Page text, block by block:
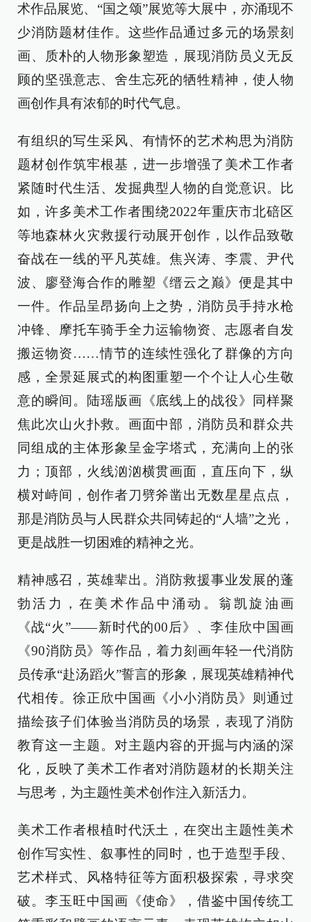
术作品展览、“国之颂”展览等大展中，亦涌现不
少消防题材佳作。这些作品通过多元的场景刻
画、质朴的人物形象塑造，展现消防员义无反
顾的坚强意志、舍生忘死的牺牲精神，使人物
画创作具有浓郁的时代气息。
有组织的写生采风、有情怀的艺术构思为消防
题材创作筑牢根基，进一步增强了美术工作者
紧随时代生活、发掘典型人物的自觉意识。比
如，许多美术工作者围绕2022年重庆市北碚区
等地森林火灾救援行动展开创作，以作品致敬
奋战在一线的平凡英雄。焦兴涛、李震、尹代
波、廖登海合作的雕塑《缙云之巅》便是其中
一件。作品呈昂扬向上之势，消防员手持水枪
冲锋、摩托车骑手全力运输物资、志愿者自发
搬运物资……情节的连续性强化了群像的方向
感，全景延展式的构图重塑一个个让人心生敬
意的瞬间。陆瑶版画《底线上的战役》同样聚
焦此次山火扑救。画面中部，消防员和群众共
同组成的主体形象呈金字塔式，充满向上的张
力；顶部，火线汹汹横贯画面，直压向下，纵
横对峙间，创作者刀劈斧凿出无数星星点点，
那是消防员与人民群众共同铸起的“人墙”之光，
更是战胜一切困难的精神之光。
精神感召，英雄辈出。消防救援事业发展的蓬
勃活力，在美术作品中涌动。翁凯旋油画
《战“火”——新时代的00后》、李佳欣中国画
《90消防员》等作品，着力刻画年轻一代消防
员传承“赴汤蹈火”誓言的形象，展现英雄精神代
代相传。徐正欣中国画《小小消防员》则通过
描绘孩子们体验当消防员的场景，表现了消防
教育这一主题。对主题内容的开掘与内涵的深
化，反映了美术工作者对消防题材的长期关注
与思考，为主题性美术创作注入新活力。
美术工作者根植时代沃土，在突出主题性美术
创作写实性、叙事性的同时，也于造型手段、
艺术样式、风格特征等方面积极探索，寻求突
破。李玉旺中国画《使命》，借鉴中国传统工